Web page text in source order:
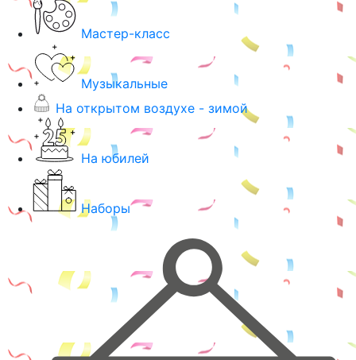
Мастер-класс
Музыкальные
На открытом воздухе - зимой
На юбилей
Наборы